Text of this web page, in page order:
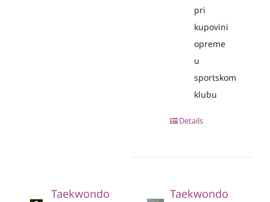
pri
kupovini
opreme
u
sportskom
klubu
Details
Taekwondo
Taekwondo